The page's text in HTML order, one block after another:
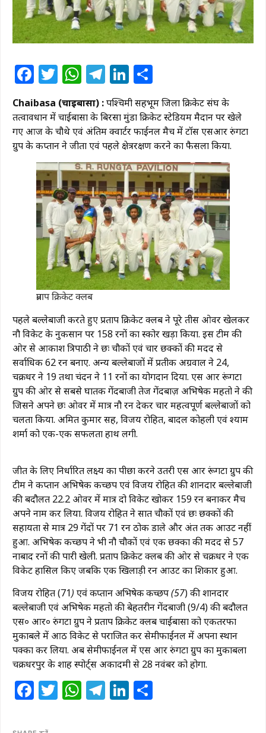
Facebook
Twitter
WhatsApp
Telegram
LinkedIn
Chaibasa (चाईबासा) :पश्चिमी सिंहभूम जिला क्रिकेट संघ के
तत्वावधान में चाईबासा के बिरसा मुंडा क्रिकेट स्टेडियम मैदान पर खेले
गए आज के चौथे एवं अंतिम क्वार्टर फाईनल मैच में टॉस एसआर रुंगटा
ग्रुप के कप्तान ने जीता एवं पहले क्षेत्ररक्षण करने का फैसला किया.
प्रताप क्रिकेट क्लब
पहले बल्लेबाजी करते हुए प्रताप क्रिकेट क्लब ने पूरे तीस ओवर खेलकर
नौ विकेट के नुकसान पर 158 रनों का स्कोर खड़ा किया. इस टीम की
ओर से आकाश त्रिपाठी ने छः चौकों एवं चार छक्कों की मदद से
सर्वाधिक 62 रन बनाए. अन्य बल्लेबाजों में प्रतीक अग्रवाल ने 24,
चक्रधर ने 19 तथा चंदन ने 11 रनों का योगदान दिया. एस आर रूंगटा
ग्रुप की ओर से सबसे घातक गेंदबाजी तेज गेंदबाज़ अभिषेक महतो ने की
जिसने अपने छः ओवर में मात्र नौ रन देकर चार महत्वपूर्ण बल्लेबाजों को
चलता किया. अमित कुमार सिंह, विजय रोहित, बादल कोहली एवं श्याम
शर्मा को एक-एक सफलता हाथ लगी.
जीत के लिए निर्धारित लक्ष्य का पीछा करने उतरी एस आर रूंगटा ग्रुप की
टीम ने कप्तान अभिषेक कच्छप एवं विजय रोहित की शानदार बल्लेबाजी
की बदौलत 22.2 ओवर में मात्र दो विकेट खोकर 159 रन बनाकर मैच
अपने नाम कर लिया. विजय रोहित ने सात चौकों एवं छः छक्कों की
सहायता से मात्र 29 गेंदों पर 71 रन ठोक डाले और अंत तक आउट नहीं
हुआ. अभिषेक कच्छप ने भी नौ चौकों एवं एक छक्का की मदद से 57
नाबाद रनों की पारी खेली. प्रताप क्रिकेट क्लब की ओर से चक्रधर ने एक
विकेट हासिल किए जबकि एक खिलाड़ी रन आउट का शिकार हुआ.
विजय रोहित (71) एवं कप्तान अभिषेक कच्छप (57) की शानदार
बल्लेबाजी एवं अभिषेक महतो की बेहतरीन गेंदबाजी (9/4) की बदौलत
एस० आर० रुंगटा ग्रुप ने प्रताप क्रिकेट क्लब चाईबासा को एकतरफा
मुकाबले में आठ विकेट से पराजित कर सेमीफाईनल में अपना स्थान
पक्का कर लिया. अब सेमीफाईनल में एस आर रुंगटा ग्रुप का मुकाबला
चक्रधरपुर के शाह स्पोर्ट्स अकादमी से 28 नवंबर को होगा.
Facebook
Twitter
WhatsApp
Telegram
LinkedIn